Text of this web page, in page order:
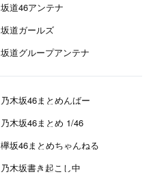
坂道46アンテナ
坂道ガールズ
坂道グループアンテナ
乃木坂46まとめんばー
乃木坂46まとめ 1/46
欅坂46まとめちゃんねる
乃木坂書き起こし中